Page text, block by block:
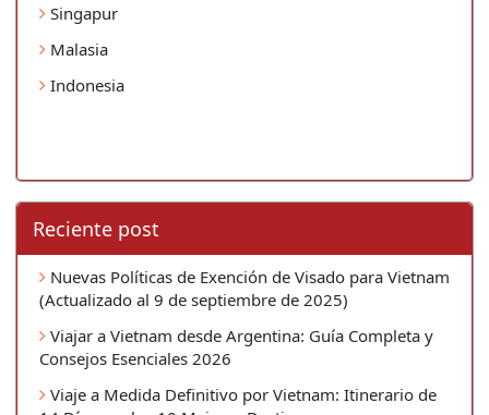
Singapur
Malasia
Indonesia
Reciente post
Nuevas Políticas de Exención de Visado para Vietnam
(Actualizado al 9 de septiembre de 2025)
Viajar a Vietnam desde Argentina: Guía Completa y
Consejos Esenciales 2026
Viaje a Medida Definitivo por Vietnam: Itinerario de